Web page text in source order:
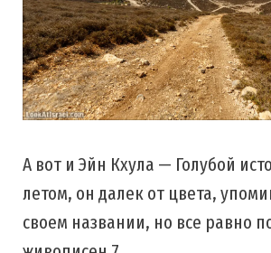
А вот и Эйн Кхула — Голубой
летом, он далек от цвета,
своем названии, но все равно